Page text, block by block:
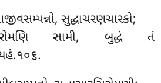
સુદ્ધાચરણચારકો;
સામી, બુદ્ધં તં